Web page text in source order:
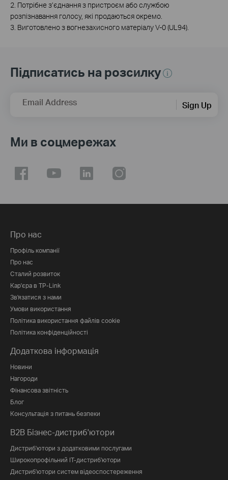
2. Потрібне з’єднання з пристроєм або службою
розпізнавання голосу, які продаються окремо.
3. Виготовлено з вогнезахисного матеріалу V-0 (UL94).
Підписатись на розсилку
Email Address Sign Up
Ми в соцмережах
Про нас
Профіль компанії
Про нас
Сталий розвиток
Кар'єра в TP-Link
Зв'язатися з нами
Умови використання
Політика використання файлів cookie
Політика конфіденційності
Додаткова інформація
Новини
Нагороди
Фінансова звітність
Блог
Консультація з питань безпеки
B2B Бізнес-дистриб'ютори
Дистриб'ютори з додатковими послугами
Широкопрофільний IT-дистриб'ютори
Дистриб'ютори систем відеоспостереження